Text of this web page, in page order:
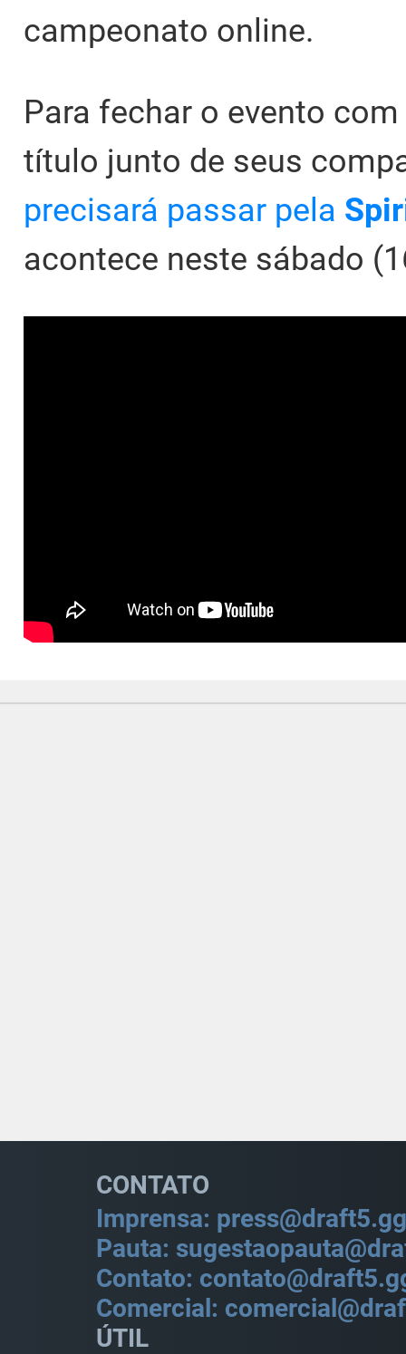
campeonato online.
Para fechar o evento
título junto de seus
precisará passar pela
acontece neste sábado
CONTATO
Imprensa: press@draft5.gg
Pauta:
Contato:
Comercial:
ÚTIL